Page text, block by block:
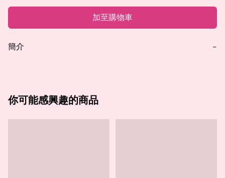
加至購物車
簡介 −
你可能感興趣的商品